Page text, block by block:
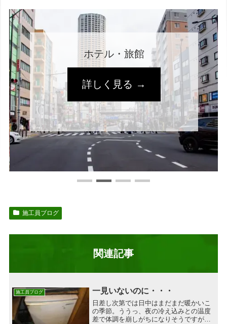
ホテル・旅館
詳しく見る →
施工員ブログ
関連記事
施工員ブログ 一見いないのに・・・
日差し次第では日中はまだまだ暖かいこ
の季節。ううっ、夜の冷え込みとの温度
差で体調を崩しがちになりそうですが、